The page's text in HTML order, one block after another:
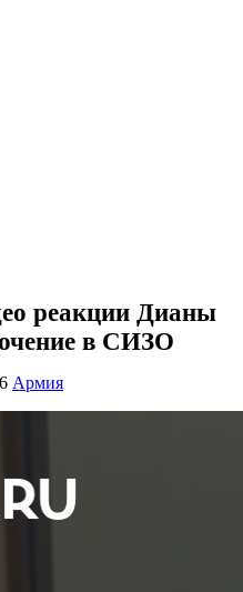
реакции Дианы
в СИЗО
Армия